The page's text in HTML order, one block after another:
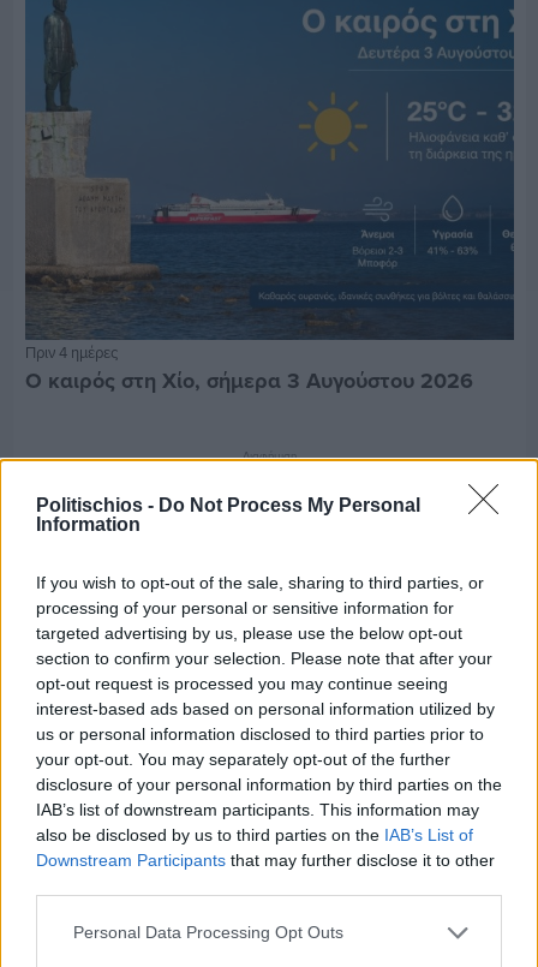
Politischios - Do Not Process My Personal
Information
If you wish to opt-out of the sale, sharing to third parties, or
processing of your personal or sensitive information for
targeted advertising by us, please use the below opt-out
section to confirm your selection. Please note that after your
opt-out request is processed you may continue seeing
interest-based ads based on personal information utilized by
us or personal information disclosed to third parties prior to
your opt-out. You may separately opt-out of the further
disclosure of your personal information by third parties on the
IAB’s list of downstream participants. This information may
also be disclosed by us to third parties on the IAB’s List of
Downstream Participants that may further disclose it to other
Personal Data Processing Opt Outs
Πριν 4 ημέρες
Ο καιρός στη Χίο, σήμερα 3 Αυγούστου 2026
Διαφήμιση
Μία μικρή αλλά αναγκαία ανάπαυλα για την
ομάδα του «Πολίτη»